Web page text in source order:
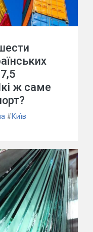
ж саме
#Київ